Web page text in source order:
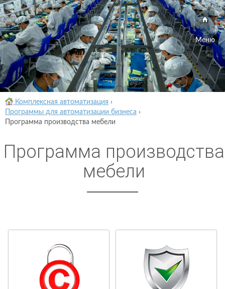
Меню
Комплексная автоматизация ›
Программы для автоматизации бизнеса ›
Программа производства мебели
Программа производства
мебели